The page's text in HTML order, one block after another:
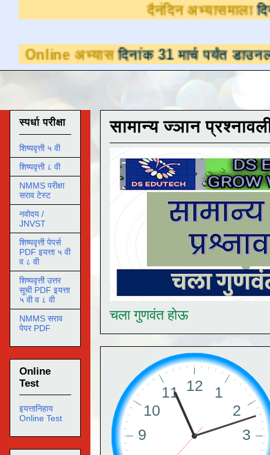
दैनंदिन
दिनांक 31 मार्च पर्यंत डाउनलोडसाठी
सामान्य ज्ञान
चला गुणवंत होऊ
स्पर्धा परीक्षा
शिष्यवृत्ती ५ वी
शिष्यवृत्ती ८ वी
NMMS परीक्षा
सराव टेस्ट
नवोदय /
JNVST
शिष्यवृत्ती पेपर्स
PDF इयत्ता ५ वी
व ८ वी
शिष्यवृत्ती उत्तर
सूची PDF इयत्ता
५ वी व ८ वी
NMMS सराव
पेपर PDF
Online
Test
इयत्तानिहाय
Online Test